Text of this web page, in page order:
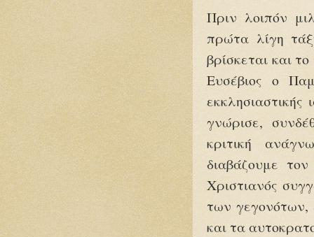
Πριν λοιπόν
πρώτα λίγη
βρίσκεται και
Ευσέβιος ο
γνώρισε,
κριτική
διαβάζουμε
Χριστιανός
των γεγονότων,
και τα